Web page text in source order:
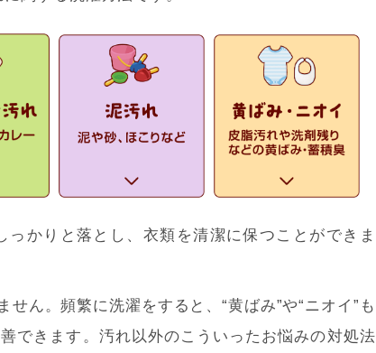
かりと落とし、衣類を清潔に保つことができま
ん。頻繁に洗濯をすると、“黄ばみ”や“ニオイ”も
できます。汚れ以外のこういったお悩みの対処法